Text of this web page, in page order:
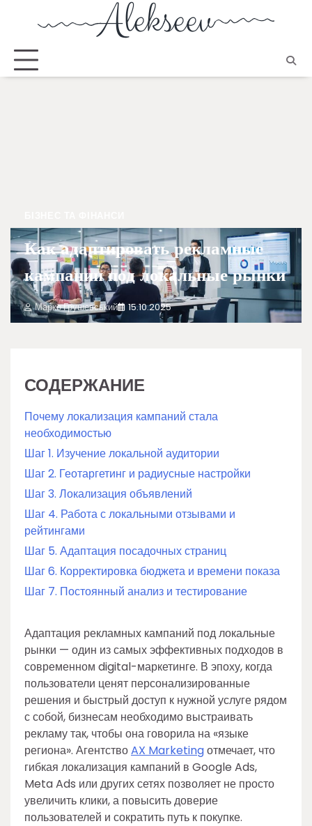
Как адаптировать рекламные
кампании под локальные рынки
Марко Грушевський 15.10.2025
СОДЕРЖАНИЕ
Почему локализация кампаний стала
необходимостью
Шаг 1. Изучение локальной аудитории
Шаг 2. Геотаргетинг и радиусные настройки
Шаг 3. Локализация объявлений
Шаг 4. Работа с локальными отзывами и
рейтингами
Шаг 5. Адаптация посадочных страниц
Шаг 6. Корректировка бюджета и времени показа
Шаг 7. Постоянный анализ и тестирование
Адаптация рекламных кампаний под локальные
рынки — один из самых эффективных подходов в
современном digital-маркетинге. В эпоху, когда
пользователи ценят персонализированные
решения и быстрый доступ к нужной услуге рядом
с собой, бизнесам необходимо выстраивать
рекламу так, чтобы она говорила на «языке
региона». АгентствоAX Marketingотмечает, что
гибкая локализация кампаний в Google Ads,
Meta Ads или других сетях позволяет не просто
увеличить клики, а повысить доверие
пользователей и сократить путь к покупке.